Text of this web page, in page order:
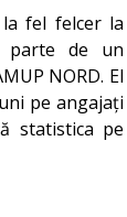
fel felcer la
parte de un
NORD. El
pe angajați
statistica pe